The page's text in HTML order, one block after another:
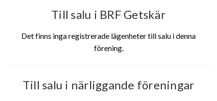
Till salu i BRF Getskär
Det finns inga registrerade lägenheter till salu i denna
förening.
Till salu i närliggande föreningar